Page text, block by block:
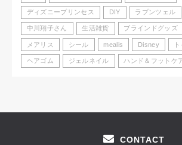
ディズニープリンセス DIY ラプンツェル
中川翔子さん 生活雑貨 ブラインドグッズ
メアリス シール mealis Disney
ヘアゴム ジェルネイル ハンド＆フットケ
CONTACT